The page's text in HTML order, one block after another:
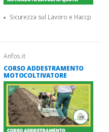
Sicurezza sul Lavoro e Haccp
Anfos.it
CORSO ADDESTRAMENTO
MOTOCOLTIVATORE